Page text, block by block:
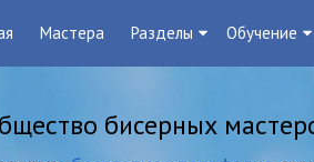
Мастера Разделы Обучение
бисерных